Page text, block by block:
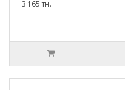
3 165 тн.